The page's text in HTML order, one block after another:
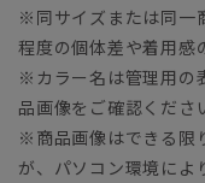
※同サイズまたは同一
程度の個体差や着用感
※カラー名は管理用の
品画像をご確認くださ
※商品画像はできる限
が、パソコン環境によ